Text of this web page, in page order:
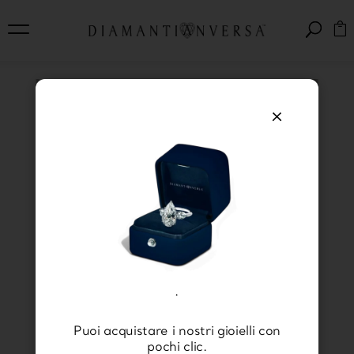
Diamanti Anversa: gioielli
su misura
Siete in procinto di sposarvi e non sapete
scegliere tra i tanti modelli di fedi
Puoi acquistare i nostri gioielli con
pochi clic.
×
.